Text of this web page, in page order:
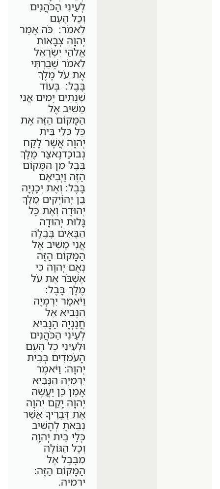
לְעֵינֵי הַכֹּהֲנִים
וְכָל הָעָם
לֵאמֹר: כֹּה אָמַר
יְהוָה צְבָאוֹת
אֱלֹהֵי יִשְׂרָאֵל
לֵאמֹר שָׁבַרְתִּי
אֶת עֹל מֶלֶךְ
בָּבֶל: בְּעוֹד
שְׁנָתַיִם יָמִים אֲנִי
מֵשִׁיב אֶל
הַמָּקוֹם הַזֶּה אֶת
כָּל כְּלֵי בֵּית
יְהוָה אֲשֶׁר לָקַח
נְבוּכַדנֶאצַּר מֶלֶךְ
בָּבֶל מִן הַמָּקוֹם
הַזֶּה וַיְבִיאֵם
בָּבֶל: וְאֶת יְכָנְיָה
בֶן יְהוֹיָקִים מֶלֶךְ
יְהוּדָה וְאֶת כָּל
גָּלוּת יְהוּדָה
הַבָּאִים בָּבֶלָה
אֲנִי מֵשִׁיב אֶל
הַמָּקוֹם הַזֶּה
נְאֻם יְהוָה כִּי
אֶשְׁבֹּר אֶת עֹל
מֶלֶךְ בָּבֶל:
וַיֹּאמֶר יִרְמְיָה
הַנָּבִיא אֶל
חֲנַנְיָה הַנָּבִיא
לְעֵינֵי הַכֹּהֲנִים
וּלְעֵינֵי כָל הָעָם
הָעֹמְדִים בְּבֵית
יְהוָה: וַיֹּאמֶר
יִרְמְיָה הַנָּבִיא
אָמֵן כֵּן יַעֲשֶׂה
יְהוָה יָקֵם יְהוָה
אֶת דְּבָרֶיךָ אֲשֶׁר
נִבֵּאתָ לְהָשִׁיב
כְּלֵי בֵית יְהוָה
וְכָל הַגּוֹלָה
מִבָּבֶל אֶל
הַמָּקוֹם הַזֶּה:
ירמיה.